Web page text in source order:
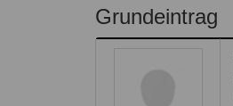
Therapeutenliste
Grundeintrag